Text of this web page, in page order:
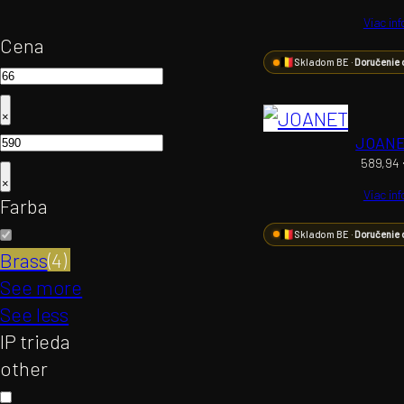
Cena
×
×
Farba
Brass(4)
See more
See less
IP trieda
other
Viac
Skladom BE ·Doručenie
589,94
Viac
Skladom BE ·Doručenie